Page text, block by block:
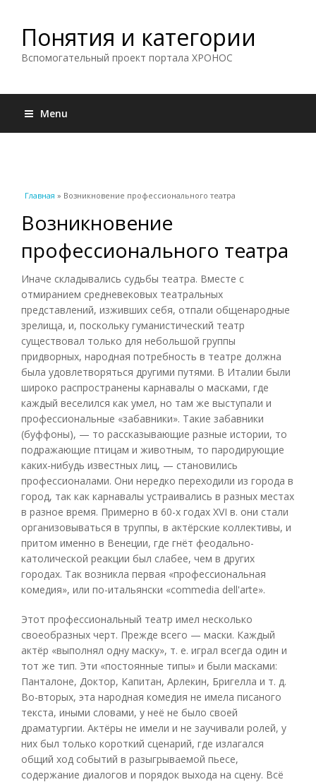
Понятия и категории
Вспомогательный проект портала ХРОНОС
Menu
Вы здесь
Главная » Возникновение профессионального театра
Возникновение
профессионального театра
Иначе складывались судьбы театра. Вместе с
отмиранием средневековых театральных
представлений, изживших себя, отпали общенародные
зрелища, и, поскольку гуманистический театр
существовал только для небольшой группы
придворных, народная потребность в театре должна
была удовлетворяться другими путями. В Италии были
широко распространены карнавалы о масками, где
каждый веселился как умел, но там же выступали и
профессиональные «забавники». Такие забавники
(буффоны), — то рассказывающие разные истории, то
подражающие птицам и животным, то пародирующие
каких-нибудь известных лиц, — становились
профессионалами. Они нередко переходили из города в
город, так как карнавалы устраивались в разных местах
в разное время. Примерно в 60-х годах XVI в. они стали
организовываться в труппы, в актёрские коллективы, и
притом именно в Венеции, где гнёт феодально-
католической реакции был слабее, чем в других
городах. Так возникла первая «профессиональная
комедия», или по-итальянски «commedia dell'arte».
Этот профессиональный театр имел несколько
своеобразных черт. Прежде всего — маски. Каждый
актёр «выполнял одну маску», т. е. играл всегда один и
тот же тип. Эти «постоянные типы» и были масками:
Панталоне, Доктор, Капитан, Арлекин, Бригелла и т. д.
Во-вторых, эта народная комедия не имела писаного
текста, иными словами, у неё не было своей
драматургии. Актёры не имели и не заучивали ролей, у
них был только короткий сценарий, где излагался
общий ход событий в разыгрываемой пьесе,
содержание диалогов и порядок выхода на сцену. Всё